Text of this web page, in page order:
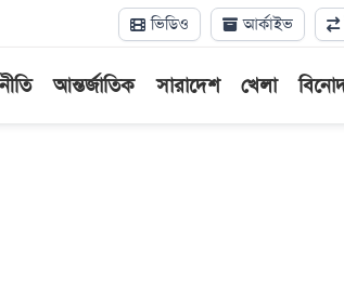
ভিডিও আর্কাইভ
আন্তর্জাতিক সারাদেশ খেলা